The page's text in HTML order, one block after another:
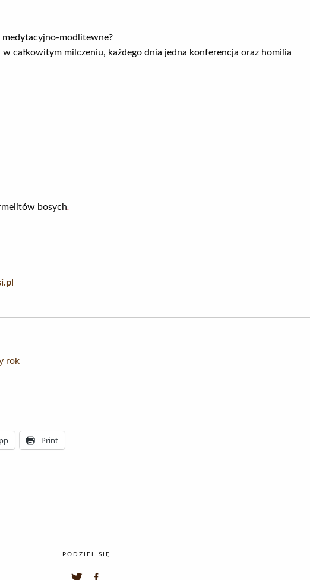
medytacyjno-modlitewne?
w całkowitym milczeniu, każdego dnia jedna konferencja oraz homilia
bosych
rok
Print
PODZIEL SIĘ